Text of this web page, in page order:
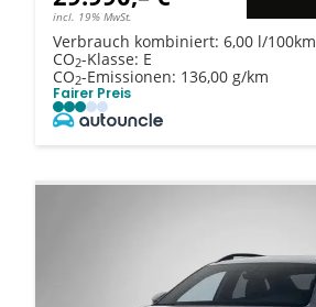
incl. 19% MwSt.
Verbrauch kombiniert: 6,00 l/100km
CO2-Klasse: E
CO2-Emissionen: 136,00 g/km
Fairer Preis